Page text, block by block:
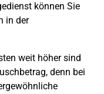
können Sie
in der
weit höher sind
denn bei